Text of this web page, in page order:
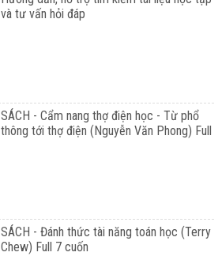
và tư vấn hỏi đáp
SÁCH - Cẩm nang thợ điện học - Từ phổ
thông tới thợ điện (Nguyễn Văn Phong) Full
SÁCH - Đánh thức tài năng toán học (Terry
Chew) Full 7 cuốn